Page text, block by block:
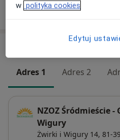
W jaki sposób ustalane są
Adres 1 Adres 2
NZOZ Śródmieście
Wigury
Żwirki i Wigury 14, 81-
w polityka cookies
Edytuj